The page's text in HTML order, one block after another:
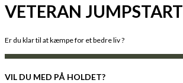
VETERAN JUMPSTART
Er du klar til at kæmpe for et bedre liv ?
VIL DU MED PÅ HOLDET?